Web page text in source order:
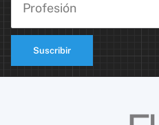
Suscribir